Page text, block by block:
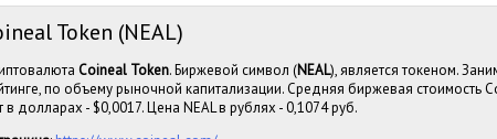
Token (NEAL)
Coineal Token. Биржевой символ (NEAL), является токеном.
по объему рыночной капитализации. Средняя биржевая стоимость
долларах - $0,0017. Цена NEAL в рублях - 0,1074 руб.